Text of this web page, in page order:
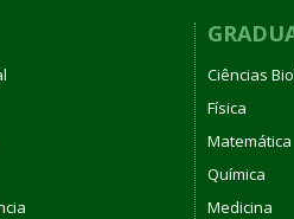
Ciências
Física
Matemática
Química
Medicina